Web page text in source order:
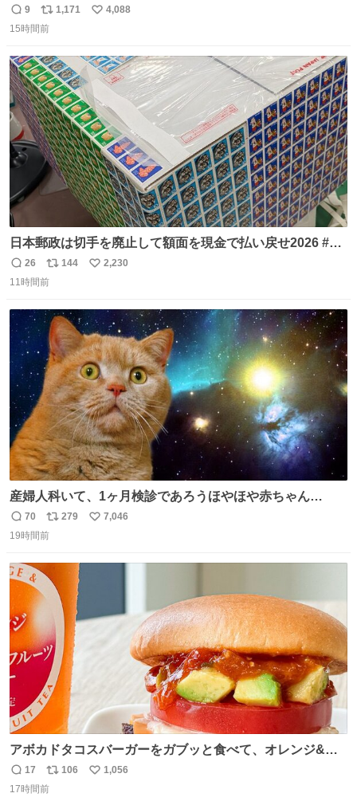
日の阪神大空襲の折に残念ながら焼失した、 #ゴッホ の幻
の「 #ヒマワリ 」。 当館は、東京都にある武者小路実篤記
り陶板で原寸大に再現し、2014年より展示しています。 #
大塚国際美術館
返
信
9
リ
ポ
ト
数
1,171
い
数
4,088
15時間前
日本郵政は切手を廃止して額面を現金で払い戻せ2026 #日
本郵政 @JapanPostHD_PR
返
信
26
リ
ポ
ト
数
144
い
数
2,230
11時間前
産婦人科いて、1ヶ月検診であろうほやほや赤ちゃん👩‍🍼
と推定2,3歳の女の子👧🏻をワンオペで連れてるママがいる
のだけども 女の子ずっとママの側から離れない…⁉️ 手を繋
たいにﾄﾃﾄﾃついてってるし逃走しないし脱走しないし逃げ
ないし走ら文字数
返
信
70
リ
ポ
ト
数
279
い
7,046
19時間前
アボカドタコスバーガーをガブッと食べて、オレンジ&パ
ッションフルーツティーをグビッと飲んで、またアボカド
タコスバーガーをガブッと食べて、またオレンジ＆パッシ
返
信
17
リ
ポ
106
い
1,056
17時間前